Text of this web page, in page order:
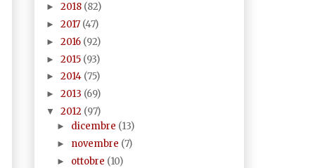
► 2018 (82)
► 2017 (47)
► 2016 (92)
► 2015 (93)
► 2014 (75)
► 2013 (69)
▼ 2012 (97)
► dicembre (13)
► novembre (7)
► ottobre (10)